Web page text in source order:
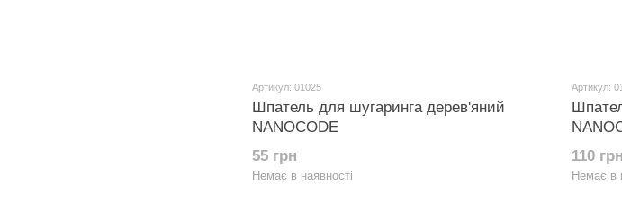
Артикул: 01025
Шпатель для шугаринга дерев'яний
NANOCODE
55 грн
Немає в наявності
Артикул:
110 грн
Немає в